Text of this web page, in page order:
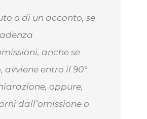
o di un acconto, se
anche se
entro il 90°
oppure,
dall’omissione o